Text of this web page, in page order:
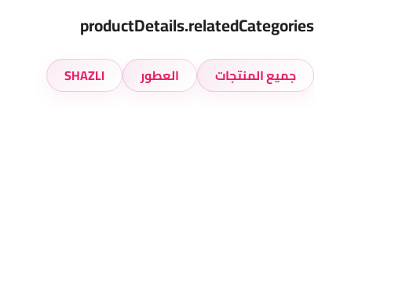
productDetails.relatedCategories
جميع المنتجات العطور SHAZLI